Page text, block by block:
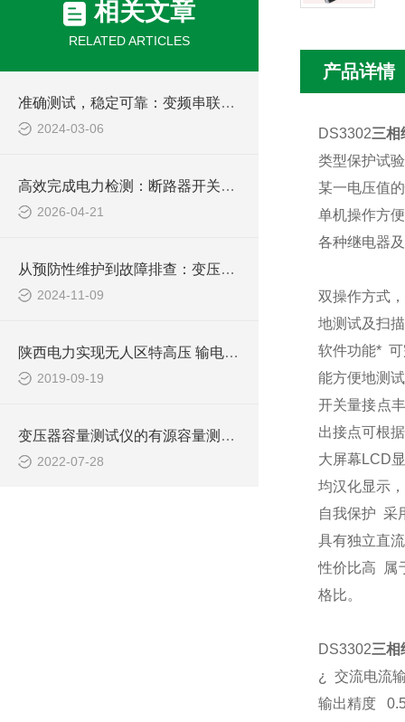
相关文章
RELATED ARTICLES
准确测试，稳定可靠：变频串联谐振成套试验装置的技术优势
2024-03-06
高效完成电力检测：断路器开关特性测试仪应用详解
2026-04-21
从预防性维护到故障排查：变压器绕组变比测试仪在电力行业的多功能应用探索
2024-11-09
陕西电力实现无人区特高压 输电线路在线监测数据传输
2019-09-19
变压器容量测试仪的有源容量测试方式简介
2022-07-28
产品详情
DS3302三相
类型保护试
某一电压值
单机操作方便
各种继电器
双操作方式
地测试及扫
软件功能*
能方便地测
开关量接点
出接点可根
大屏幕 LCD
均汉化显示
自我保护 采
具有独立直
性价比高
属
格比。
DS3302三相
¿
交流电流
输出精度